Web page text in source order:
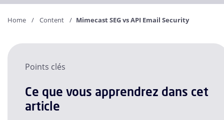
Home Content Mimecast SEG vs API Email Security
Points clés
Ce que vous apprendrez dans cet
article